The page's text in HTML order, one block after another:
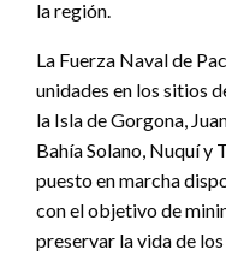
la región.
La Fuerza Naval de
unidades en los sitios
la Isla de Gorgona,
Bahía Solano, Nuquí y
puesto en marcha
con el objetivo de
preservar la vida de